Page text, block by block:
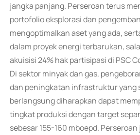
jangka panjang. Perseroan terus
portofolio eksplorasi dan
mengoptimalkan aset yang ada,
dalam proyek energi terbarukan,
akuisisi 24% hak partisipasi di PSC
Di sektor minyak dan gas,
dan peningkatan infrastruktur yang
berlangsung diharapkan dapat
tingkat produksi dengan target
sebesar 155-160 mboepd.